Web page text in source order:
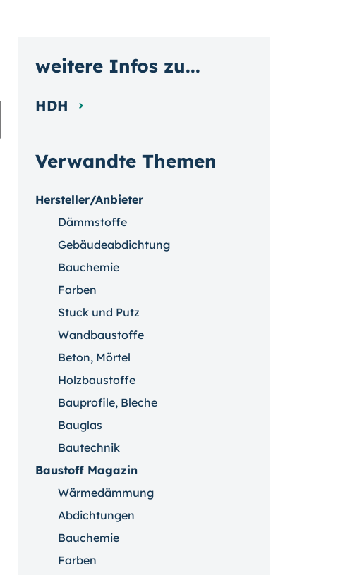
Verwandte Themen
Hersteller/Anbieter
Dämmstoffe
Gebäudeabdichtung
Bauchemie
Farben
Stuck und Putz
Wandbaustoffe
Beton, Mörtel
Holzbaustoffe
Bauprofile, Bleche
Bauglas
Bautechnik
Baustoff Magazin
Wärmedämmung
Abdichtungen
Bauchemie
Farben
weitere Infos zu...
HDH